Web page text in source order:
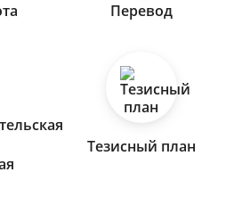
Перевод
Тезисный план